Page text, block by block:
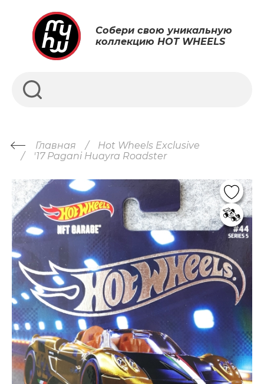
Собери свою уникальную
коллекцию HOT WHEELS
Главная
Hot Wheels Exclusive
'17 Pagani Huayra Roadster